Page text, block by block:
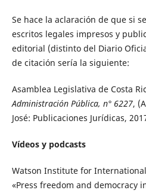
Se hace la aclaración de que si
escritos legales impresos y
editorial (distinto del Diario
de citación sería la siguiente:
Asamblea Legislativa de Costa
Administración Pública, n° 6227,
José: Publicaciones Jurídicas,
Vídeos y podcasts
Watson Institute for
«Press freedom and democracy